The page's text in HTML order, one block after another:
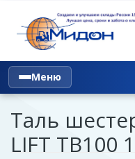
Меню
Таль
LIFT ТВ100